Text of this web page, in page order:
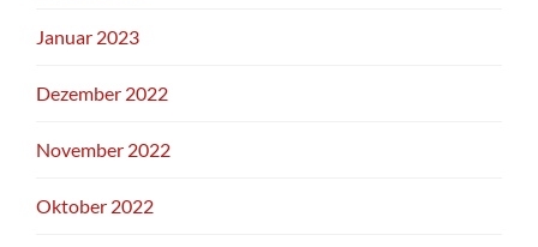
Januar 2023
Dezember 2022
November 2022
Oktober 2022